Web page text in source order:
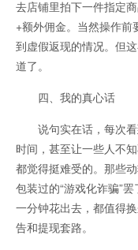
去店铺里拍下一件指定
+额外佣金。当然操作
到虚假返现的情况。但
道了。
四、我的真心话
说句实在话，每次看
时间，甚至让一些人不
都觉得挺难受的。那些
包装过的“游戏化诈骗”
一分钟花出去，都值得
告和提现套路。